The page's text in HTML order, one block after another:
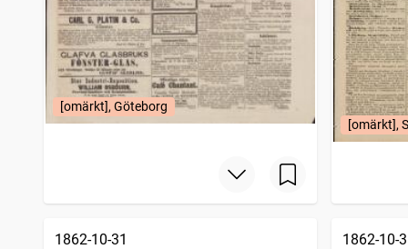
[omärkt], Göteborg
[omärkt],
1862-10-31
1862-10-